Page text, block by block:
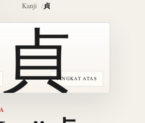
Kanji 貞
TINGKAT ATAS
貞